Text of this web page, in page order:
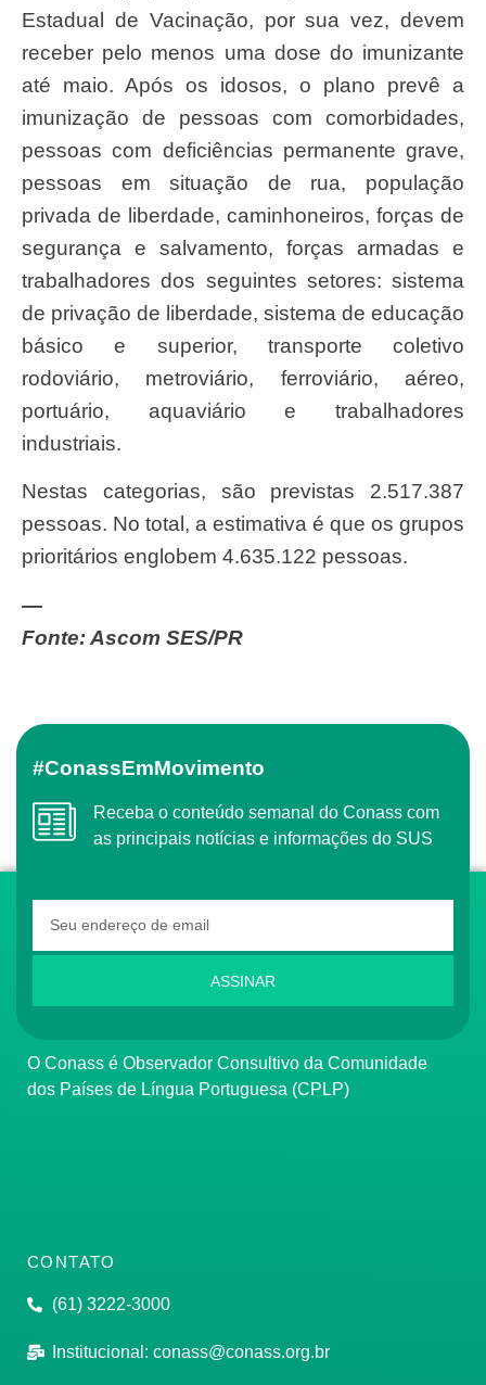
Estadual de Vacinação, por sua vez, devem
receber pelo menos uma dose do imunizante
até maio. Após os idosos, o plano prevê a
imunização de pessoas com comorbidades,
pessoas com deficiências permanente grave,
pessoas em situação de rua, população
privada de liberdade, caminhoneiros, forças de
segurança e salvamento, forças armadas e
trabalhadores dos seguintes setores: sistema
de privação de liberdade, sistema de educação
básico e superior, transporte coletivo
rodoviário, metroviário, ferroviário, aéreo,
portuário, aquaviário e trabalhadores
industriais.
Nestas categorias, são previstas 2.517.387
pessoas. No total, a estimativa é que os grupos
prioritários englobem 4.635.122 pessoas.
—
Fonte: Ascom SES/PR
#ConassEmMovimento
Receba o conteúdo semanal do Conass com
as principais notícias e informações do SUS
ASSINAR
O Conass é Observador Consultivo da Comunidade
dos Países de Língua Portuguesa (CPLP)
CONTATO
(61) 3222-3000
Institucional: conass@conass.org.br